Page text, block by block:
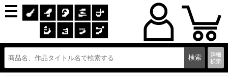
詳細
検索